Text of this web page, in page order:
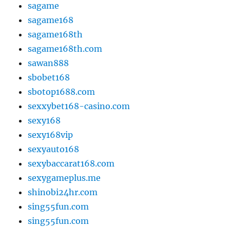
sagame
sagame168
sagame168th
sagame168th.com
sawan888
sbobet168
sbotop1688.com
sexxybet168-casino.com
sexy168
sexy168vip
sexyauto168
sexybaccarat168.com
sexygameplus.me
shinobi24hr.com
sing55fun.com
sing55fun.com